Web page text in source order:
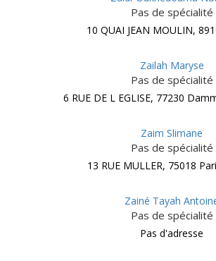
Pas de spécialité
10 QUAI JEAN MOULIN,
Zailah Maryse
Pas de spécialité
6 RUE DE L EGLISE, 77230
Zaim Slimane
Pas de spécialité
13 RUE MULLER, 75018
Zainé Tayah
Pas de spécialité
Pas d'adresse